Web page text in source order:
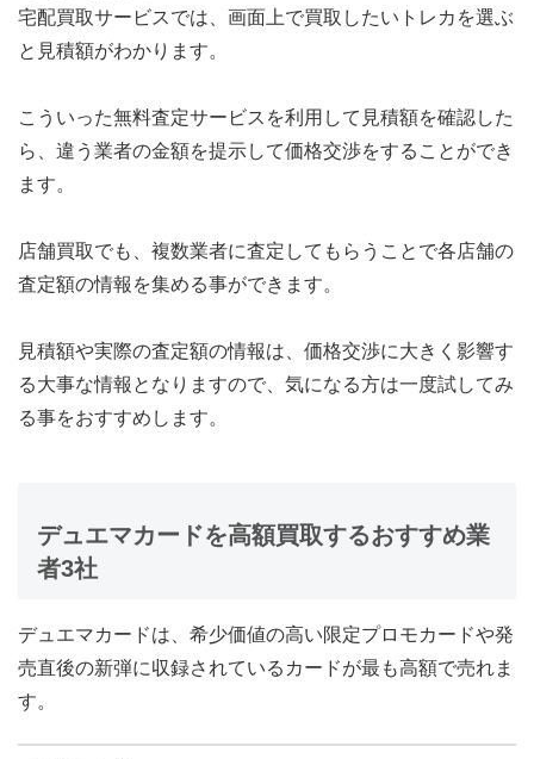
宅配買取サービスでは、画面上で買取したいトレカを選ぶ
と見積額がわかります。
こういった無料査定サービスを利用して見積額を確認した
ら、違う業者の金額を提示して価格交渉をすることができ
ます。
店舗買取でも、複数業者に査定してもらうことで各店舗の
査定額の情報を集める事ができます。
見積額や実際の査定額の情報は、価格交渉に大きく影響す
る大事な情報となりますので、気になる方は一度試してみ
る事をおすすめします。
デュエマカードを高額買取するおすすめ業
者3社
デュエマカードは、希少価値の高い限定プロモカードや発
売直後の新弾に収録されているカードが最も高額で売れま
す。